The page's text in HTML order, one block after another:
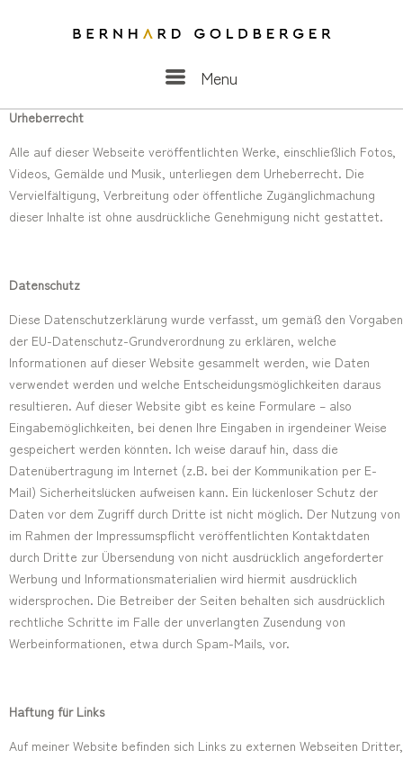
Menu
Urheberrecht
Alle auf dieser Webseite veröffentlichten Werke, einschließlich Fotos,
Videos, Gemälde und Musik, unterliegen dem Urheberrecht. Die
Vervielfältigung, Verbreitung oder öffentliche Zugänglichmachung
dieser Inhalte ist ohne ausdrückliche Genehmigung nicht gestattet.
Datenschutz
Diese Datenschutzerklärung wurde verfasst, um gemäß den Vorgaben
der EU-Datenschutz-Grundverordnung zu erklären, welche
Informationen auf dieser Website gesammelt werden, wie Daten
verwendet werden und welche Entscheidungsmöglichkeiten daraus
resultieren. Auf dieser Website gibt es keine Formulare – also
Eingabemöglichkeiten, bei denen Ihre Eingaben in irgendeiner Weise
gespeichert werden könnten. Ich weise darauf hin, dass die
Datenübertragung im Internet (z.B. bei der Kommunikation per E-
Mail) Sicherheitslücken aufweisen kann. Ein lückenloser Schutz der
Daten vor dem Zugriff durch Dritte ist nicht möglich. Der Nutzung von
im Rahmen der Impressumspflicht veröffentlichten Kontaktdaten
durch Dritte zur Übersendung von nicht ausdrücklich angeforderter
Werbung und Informationsmaterialien wird hiermit ausdrücklich
widersprochen. Die Betreiber der Seiten behalten sich ausdrücklich
rechtliche Schritte im Falle der unverlangten Zusendung von
Werbeinformationen, etwa durch Spam-Mails, vor.
Haftung für Links
Auf meiner Website befinden sich Links zu externen Webseiten Dritter,